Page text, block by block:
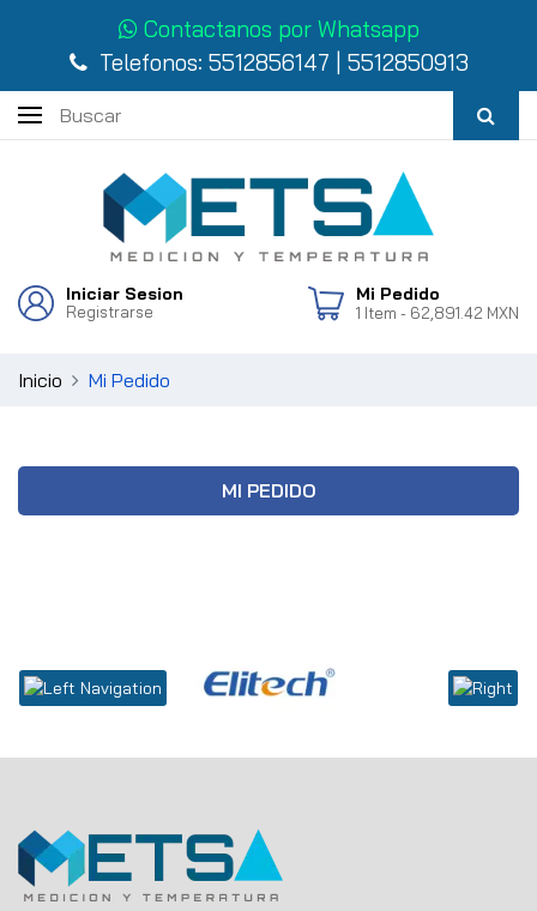
Contactanos por Whatsapp
Telefonos: 5512856147 5512850913
Iniciar Sesion
Registrarse
Mi Pedido
1 Item - 62,891.42 MXN
Inicio Mi Pedido
MI PEDIDO